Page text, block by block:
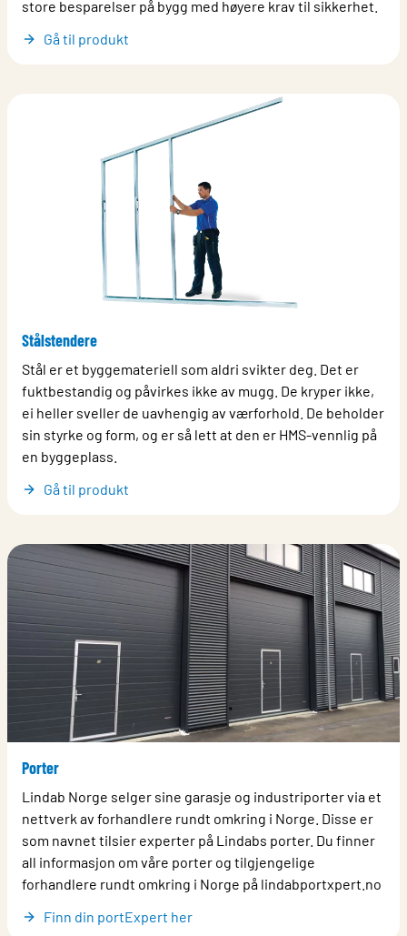
store besparelser på bygg med høyere krav til sikkerhet.
Gå til produkt
Stålstendere
Stål er et byggemateriell som aldri svikter deg. Det er
fuktbestandig og påvirkes ikke av mugg. De kryper ikke,
ei heller sveller de uavhengig av værforhold. De beholder
sin styrke og form, og er så lett at den er HMS-vennlig på
en byggeplass.
Gå til produkt
Porter
Lindab Norge selger sine garasje og industriporter via et
nettverk av forhandlere rundt omkring i Norge. Disse er
som navnet tilsier experter på Lindabs porter. Du finner
all informasjon om våre porter og tilgjengelige
forhandlere rundt omkring i Norge på lindabportxpert.no
Finn din portExpert her